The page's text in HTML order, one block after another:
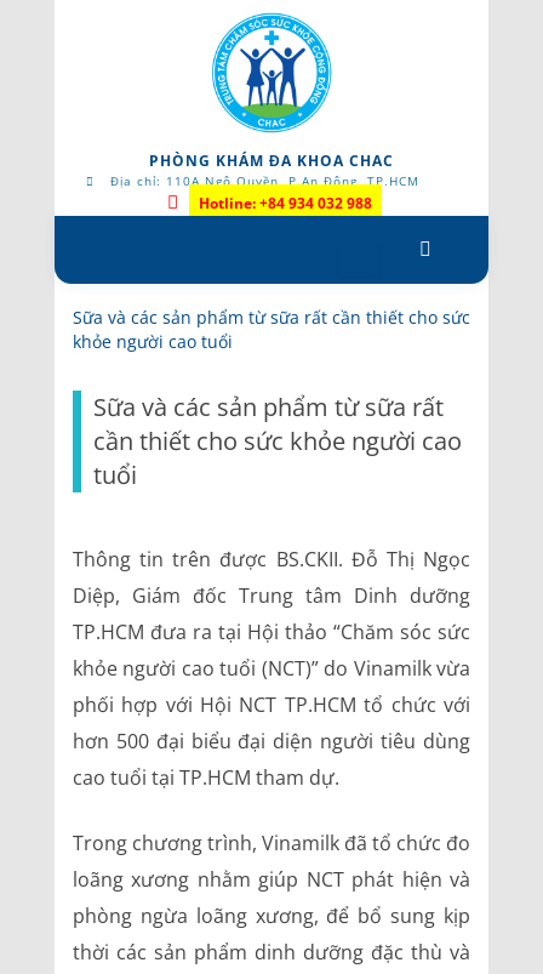
PHÒNG KHÁM ĐA KHOA CHAC
Địa chỉ: 110A Ngô Quyền, P.An Đông, TP.HCM
Hotline: +84 934 032 988
to
content
Sữa và các sản phẩm từ sữa rất cần thiết cho sức
khỏe người cao tuổi
Sữa và các sản phẩm từ sữa rất
cần thiết cho sức khỏe người cao
tuổi
Thông tin trên được BS.CKII. Đỗ Thị Ngọc
Diệp, Giám đốc Trung tâm Dinh dưỡng
TP.HCM đưa ra tại Hội thảo “Chăm sóc sức
khỏe người cao tuổi (NCT)” do Vinamilk vừa
phối hợp với Hội NCT TP.HCM tổ chức với
hơn 500 đại biểu đại diện người tiêu dùng
cao tuổi tại TP.HCM tham dự.
Trong chương trình, Vinamilk đã tổ chức đo
loãng xương nhằm giúp NCT phát hiện và
phòng ngừa loãng xương, để bổ sung kịp
thời các sản phẩm dinh dưỡng đặc thù và